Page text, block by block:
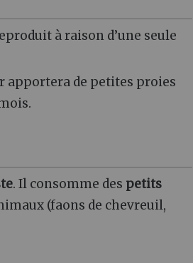
à raison d’une seule
apportera de petites proies
. Il consomme des petits
(faons de chevreuil,